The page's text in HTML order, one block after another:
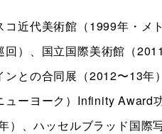
コ近代美術館（1999年・メ
回）、国立国際美術館（
ンとの合同展（2012〜13
ューヨーク）Infinity Award
）、ハッセルブラッド国際